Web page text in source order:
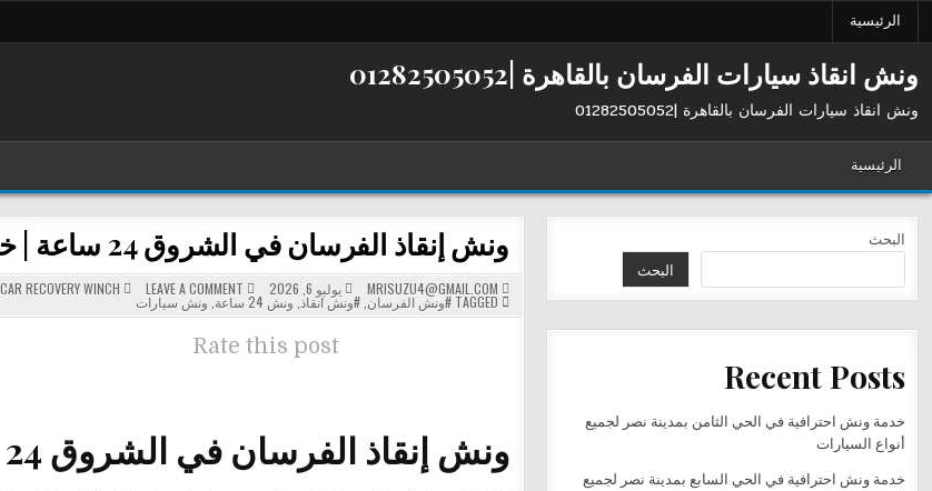
الرئيسية
ونش انقاذ سيارات الفرسان بالقاهرة |01282505052
ونش انقاذ سيارات الفرسان بالقاهرة |01282505052
الرئيسية
ونش إنقاذ الفرسان في الشروق 24 ساعة | خدمة سحب ونقل السيارات بأسرع استجابة
MRISUZU4@GMAIL.COM يوليو 6, 2026 LEAVE A COMMENT
ON
ونش
إنقاذ
السيارات
بأسرع
استجابة
POSTED
IN
CAR RECOVERY WINCH
#ونش الفرسان ,#ونش انقاذ ونش 24 ساعة ونش سيارات
Rate this post
ونش إنقاذ الفرسان في الشروق 24 ساعة لسحب ونقل السيارات
البحث
البحث
Recent Posts
خدمة ونش احترافية في الحي الثامن بمدينة نصر لجميع
أنواع السيارات
خدمة ونش احترافية في الحي السابع بمدينة نصر لجميع